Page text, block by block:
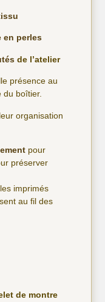
en perles
de l’atelier
présence au
du boîtier.
organisation
pour
préserver
imprimés
au fil des
de montre